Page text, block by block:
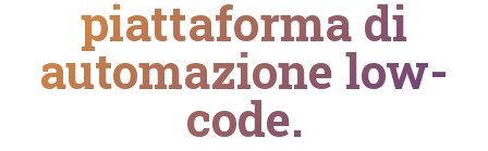
piattaforma di
automazione low-
code.